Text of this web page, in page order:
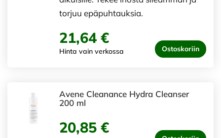
torjuu epäpuhtauksia.
21,64 €
Hinta vain verkossa Ostoskoriin
Avene Cleanance Hydra Cleanser
200 ml
20,85 €